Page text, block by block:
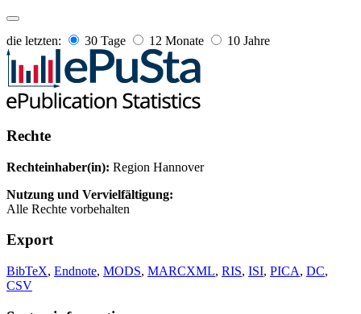
die letzten: 30 Tage 12 Monate 10 Jahre
Rechte
Rechteinhaber(in): Region Hannover
Nutzung und Vervielfältigung:
Alle Rechte vorbehalten
Export
BibTeX, Endnote, MODS, MARCXML, RIS, ISI, PICA, DC,
CSV